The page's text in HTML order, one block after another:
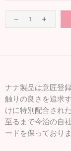
ナナ製品は意匠登
触りの良さを追求
けに特別配合され
至るまで今治の自
ードを保っておりま